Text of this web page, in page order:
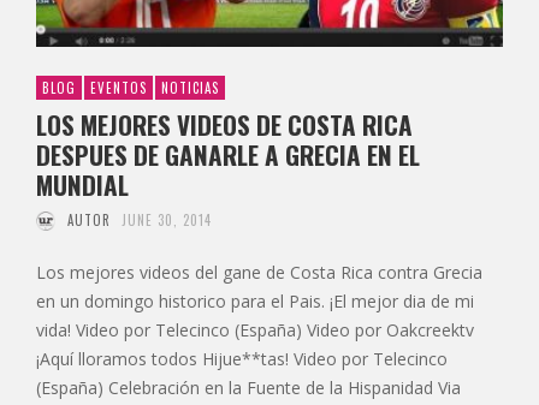
BLOG EVENTOS NOTICIAS
LOS MEJORES VIDEOS DE COSTA RICA
DESPUES DE GANARLE A GRECIA EN EL
MUNDIAL
AUTOR JUNE 30, 2014
Los mejores videos del gane de Costa Rica contra Grecia
en un domingo historico para el Pais. ¡El mejor dia de mi
vida! Video por Telecinco (España) Video por Oakcreektv
¡Aquí lloramos todos Hijue**tas! Video por Telecinco
(España) Celebración en la Fuente de la Hispanidad Via